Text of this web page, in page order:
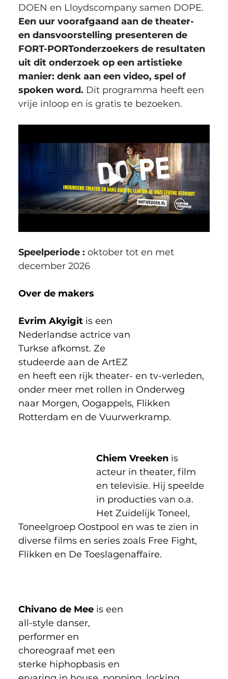
DOEN en Lloydscompany samen DOPE.
Een uur voorafgaand aan de theater-
en dansvoorstelling presenteren de
FORT-PORTonderzoekers de resultaten
uit dit onderzoek op een artistieke
manier: denk aan een video, spel of
spoken word. Dit programma heeft een
vrije inloop en is gratis te bezoeken.
Speelperiode : oktober tot en met
december 2026
Over de makers
Evrim Akyigit is een
Nederlandse actrice van
Turkse afkomst. Ze
studeerde aan de ArtEZ
en heeft een rijk theater- en tv-verleden,
onder meer met rollen in Onderweg
naar Morgen, Oogappels, Flikken
Rotterdam en de Vuurwerkramp.
Chiem Vreeken is
acteur in theater, film
en televisie. Hij speelde
in producties van o.a.
Het Zuidelijk Toneel,
Toneelgroep Oostpool en was te zien in
diverse films en series zoals Free Fight,
Flikken en De Toeslagenaffaire.
Chivano de Mee is een
all-style danser,
performer en
choreograaf met een
sterke hiphop­basis en